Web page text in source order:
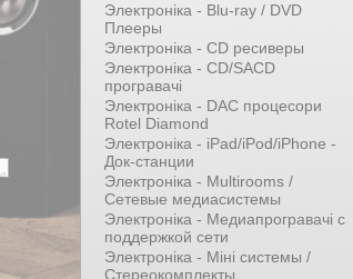
Электроніка - Blu-ray / DVD
Плееры
Электроніка - CD ресиверы
Электроніка - CD/SACD
програвачі
Электроніка - DAC процесори
Rotel Diamond
Электроніка - iPad/iPod/iPhone -
Док-станции
Электроніка - Multirooms /
Сетевые медиасистемы
Электроніка - Медиапрогравачі с
поддержкой сети
Электроніка - Міні системы /
Стереокомплекты